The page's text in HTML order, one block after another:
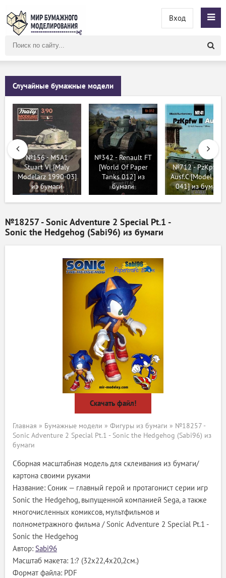
сайту
Вход
Случайные бумажные модели
№156 - M5A1
Stuart VI [Maly
Modelarz 1990-03]
из бумаги
№342 - Renault FT
[World Of Paper
Tanks 012] из
бумаги
№712 - PzKpfw II
Ausf.C [Model
041] из бумаги
№18257 - Sonic Adventure 2 Special Pt.1 -
Sonic the Hedgehog (Sabi96) из бумаги
Скачать файл!
Главная » Бумажные модели » Фигуры из бумаги » №18257 -
Sonic Adventure 2 Special Pt.1 - Sonic the Hedgehog (Sabi96) из
бумаги
Сборная масштабная модель для склеивания из бумаги/
картона своими руками
Название: Соник — главный герой и протагонист серии игр
Sonic the Hedgehog, выпущенной компанией Sega, а также
многочисленных комиксов, мультфильмов и
полнометражного фильма / Sonic Adventure 2 Special Pt.1 -
Sonic the Hedgehog
Автор: Sabi96
Масштаб макета: 1:? (32х22,4х20,2см.)
Формат файла: PDF